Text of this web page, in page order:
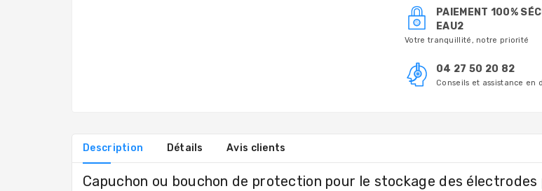
PAIEMENT 100%
EAU2
Votre tranquillité, notre priorité
04 27 50 20 82
Conseils et assistance en
Description Détails Avis clients
Capuchon ou bouchon de protection pour le stockage des électrodes